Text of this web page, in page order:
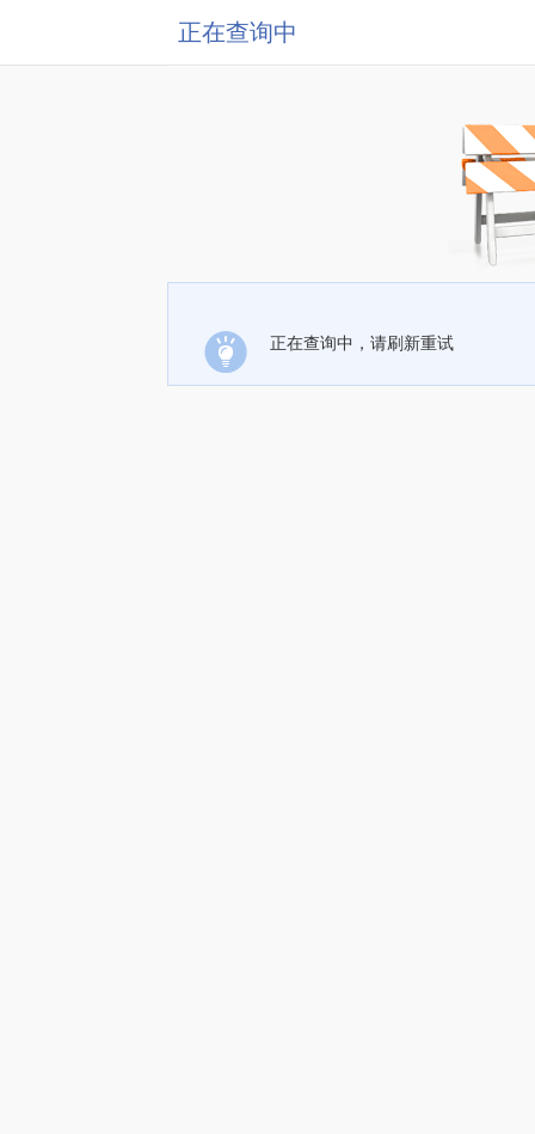
正在查询中
正在查询中，请刷新重试